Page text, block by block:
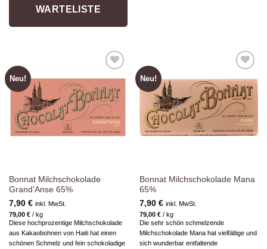
WARTELISTE
Neu!
Zur
Wunschliste
hinzufügen
Bonnat Milchschokolade
Grand’Anse 65%
7,90 € inkl. MwSt.
79,00 €/ kg
Diese hochprozentige Milchschokolade
aus Kakaobohnen von Haiti hat einen
schönen Schmelz und fein schokoladige
Neu!
Zur
Wunschliste
hinzufügen
Bonnat Milchschokolade Mana
65%
7,90 € inkl. MwSt.
79,00 €/ kg
Die sehr schön schmelzende
Milchschokolade Mana hat vielfältige und
sich wunderbar entfaltende